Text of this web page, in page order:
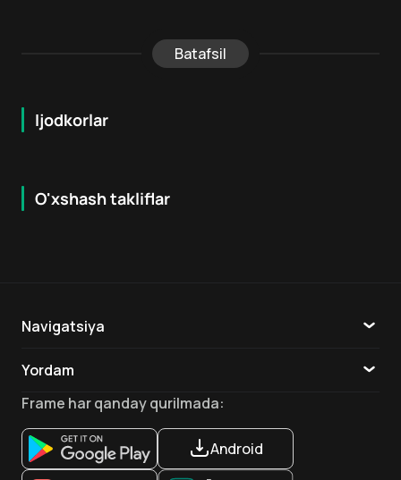
Batafsil
Ijodkorlar
O'xshash takliflar
18 + 7.8
Navigatsiya
Yordam
Aloqa
Ilovalar
Frame har qanday qurilmada:
Android